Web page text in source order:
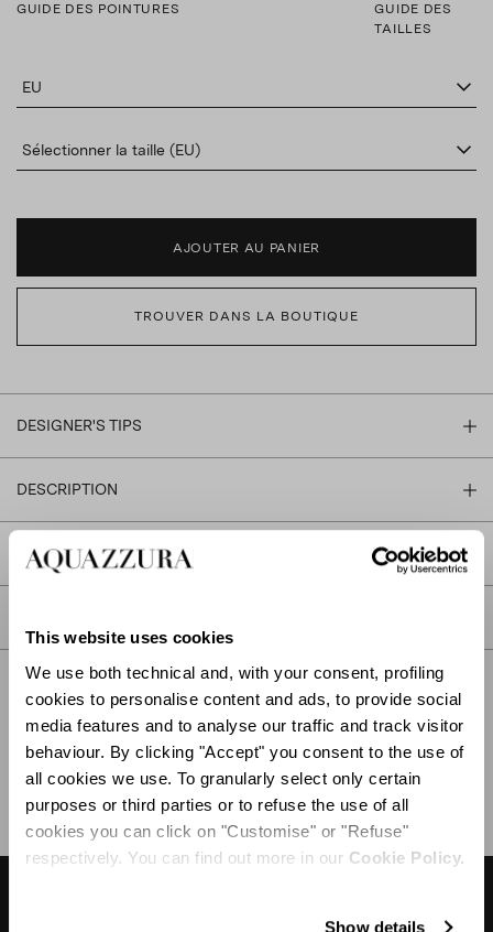
This website uses cookies
We use both technical and, with your consent, profiling
cookies to personalise content and ads, to provide social
media features and to analyse our traffic and track visitor
behaviour. By clicking "Accept" you consent to the use of
all cookies we use. To granularly select only certain
purposes or third parties or to refuse the use of all
cookies you can click on "Customise" or "Refuse"
respectively. You can find out more in our Cookie Policy.
Show details
GUIDE DES POINTURES
GUIDE DES
TAILLES
EU
Sélectionner la taille (EU)
AJOUTER AU PANIER
TROUVER DANS LA BOUTIQUE
DESIGNER'S TIPS
DESCRIPTION
DÉTAIL
EXPÉDITION ET RETOUR AIDE